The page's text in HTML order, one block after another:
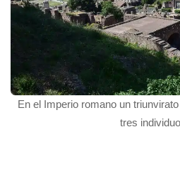
En el Imperio romano un
tres